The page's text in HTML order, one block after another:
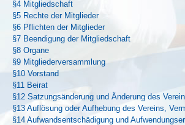
§4 Mitgliedschaft
§5 Rechte der Mitglieder
§6 Pflichten der Mitglieder
§7 Beendigung der Mitgliedschaft
§8 Organe
§9 Mitgliederversammlung
§10 Vorstand
§11 Beirat
§12 Satzungsänderung und Änderung des
§13 Auflösung oder Aufhebung des Vereins,
§14 Aufwandsentschädigung und